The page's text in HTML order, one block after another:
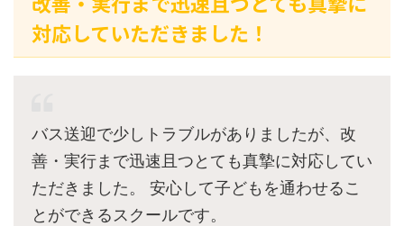
対応していただきました！
バス送迎で少しトラブルがありましたが、改
善・実行まで迅速且つとても真摯に対応してい
ただきました。 安心して子どもを通わせるこ
とができるスクールです。